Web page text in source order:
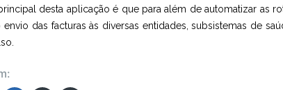
desta aplicação é que para além de automatizar as
das facturas às diversas entidades, subsistemas de